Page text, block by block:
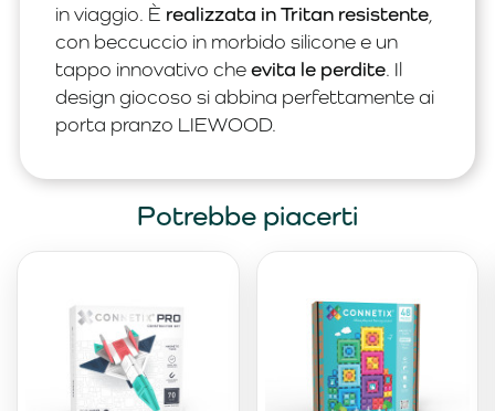
in viaggio. È realizzata in Tritan resistente
con beccuccio in morbido silicone e un
tappo innovativo cheevita le perdite. Il
design giocoso si abbina perfettamente ai
porta pranzo LIEWOOD.
Potrebbe piacerti